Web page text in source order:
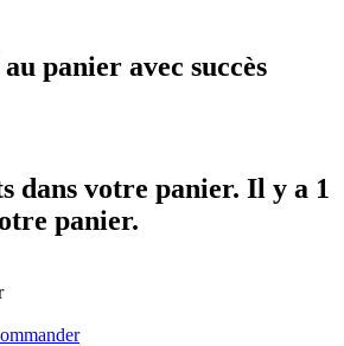
panier avec succès
dans votre panier. Il y a 1
panier.